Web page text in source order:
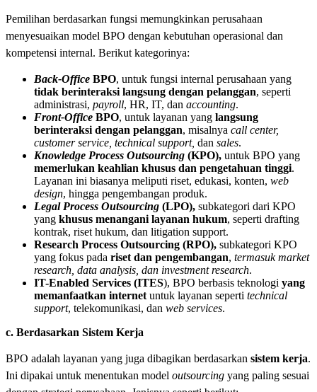
Pemilihan berdasarkan fungsi memungkinkan perusahaan
menyesuaikan model BPO dengan kebutuhan operasional dan
kompetensi internal. Berikut kategorinya:
Back-Office BPO, untuk fungsi internal perusahaan yang
tidak berinteraksi langsung dengan pelanggan, seperti
administrasi, payroll, HR, IT, dan accounting.
Front-Office BPO, untuk layanan yang langsung
berinteraksi dengan pelanggan, misalnya call center,
customer service, technical support, dan sales.
Knowledge Process Outsourcing (KPO), untuk BPO yang
memerlukan keahlian khusus dan pengetahuan tinggi.
Layanan ini biasanya meliputi riset, edukasi, konten, web
design, hingga pengembangan produk.
Legal Process Outsourcing (LPO), subkategori dari KPO
yang khusus menangani layanan hukum, seperti drafting
kontrak, riset hukum, dan litigation support.
Research Process Outsourcing (RPO), subkategori KPO
yang fokus pada riset dan pengembangan, termasuk market
research, data analysis, dan investment research.
IT-Enabled Services (ITES), BPO berbasis teknologi yang
memanfaatkan internet untuk layanan seperti technical
support, telekomunikasi, dan web services.
c. Berdasarkan Sistem Kerja
BPO adalah layanan yang juga dibagikan berdasarkan sistem kerja.
Ini dipakai untuk menentukan model outsourcing yang paling sesuai